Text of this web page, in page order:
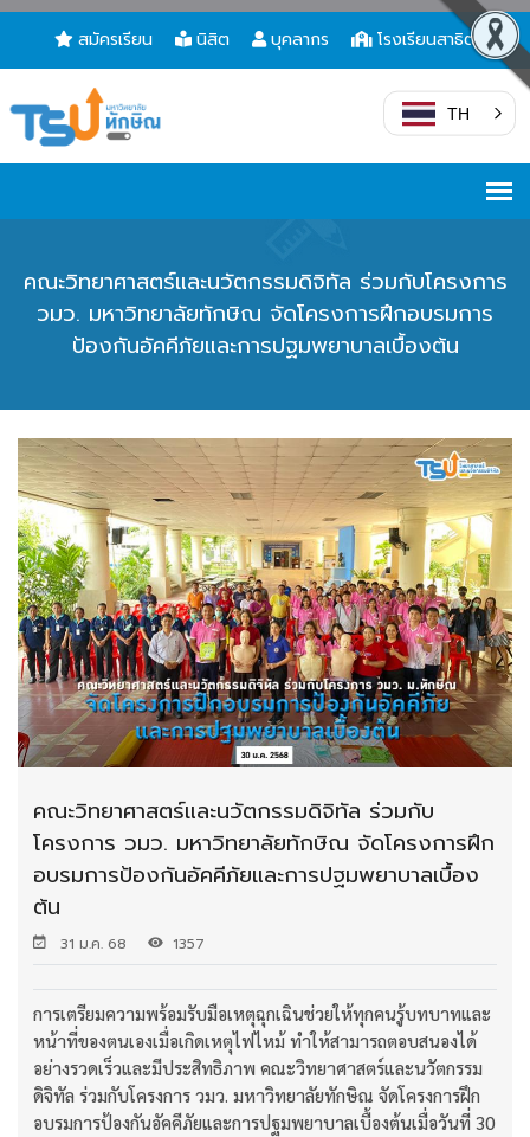
สมัครเรียน นิสิต บุคลากร โรงเรียนสาธิต
TH
คณะวิทยาศาสตร์และนวัตกรรมดิจิทัล ร่วมกับโครงการ
วมว. มหาวิทยาลัยทักษิณ จัดโครงการฝึกอบรมการ
ป้องกันอัคคีภัยและการปฐมพยาบาลเบื้องต้น
คณะวิทยาศาสตร์และนวัตกรรมดิจิทัล ร่วมกับ
โครงการ วมว. มหาวิทยาลัยทักษิณ จัดโครงการฝึก
อบรมการป้องกันอัคคีภัยและการปฐมพยาบาลเบื้อง
ต้น
31 ม.ค. 68 1357
การเตรียมความพร้อมรับมือเหตุฉุกเฉินช่วยให้ทุกคนรู้บทบาทและ
หน้าที่ของตนเองเมื่อเกิดเหตุไฟไหม้ ทำให้สามารถตอบสนองได้
อย่างรวดเร็วและมีประสิทธิภาพ คณะวิทยาศาสตร์และนวัตกรรม
ดิจิทัล ร่วมกับโครงการ วมว. มหาวิทยาลัยทักษิณ จัดโครงการฝึก
อบรมการป้องกันอัคคีภัยและการปฐมพยาบาลเบื้องต้นเมื่อวันที่ 30